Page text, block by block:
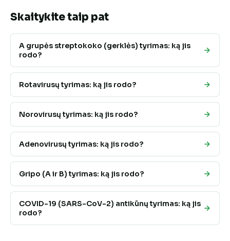
Skaitykite taip pat
A grupės streptokoko (gerklės) tyrimas: ką jis
rodo?
Rotavirusų tyrimas: ką jis rodo?
Norovirusų tyrimas: ką jis rodo?
Adenovirusų tyrimas: ką jis rodo?
Gripo (A ir B) tyrimas: ką jis rodo?
COVID-19 (SARS-CoV-2) antikūnų tyrimas: ką jis
rodo?